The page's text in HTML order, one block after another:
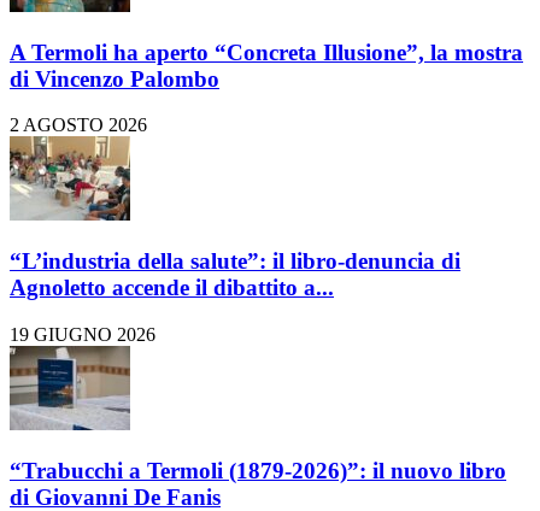
A Termoli ha aperto “Concreta Illusione”, la mostra
di Vincenzo Palombo
2 AGOSTO 2026
“L’industria della salute”: il libro-denuncia di
Agnoletto accende il dibattito a...
19 GIUGNO 2026
“Trabucchi a Termoli (1879-2026)”: il nuovo libro
di Giovanni De Fanis